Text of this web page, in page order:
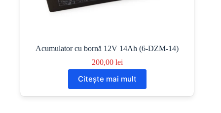
Acumulator cu bornă 12V 14Ah (6-DZM-14)
200,00 lei
Citește mai mult